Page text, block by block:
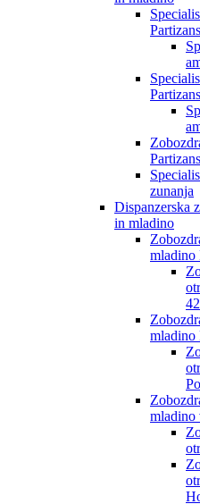
zunanja
Dispanzerska
in mladino
mladino
42
mladino
mladino